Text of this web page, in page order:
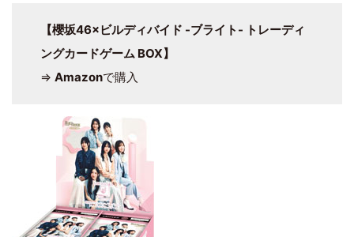
【櫻坂46×ビルディバイド -ブライト- トレーディ
ングカードゲーム BOX】
⇒ Amazonで購入